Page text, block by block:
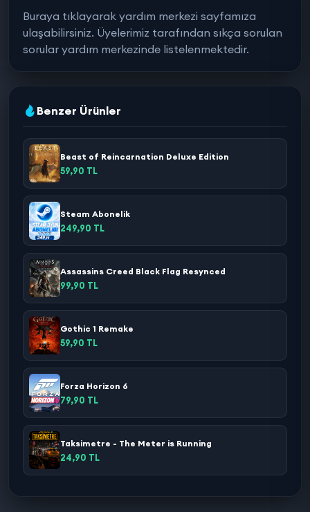
Buraya tıklayarak yardım merkezi sayfamıza
ulaşabilirsiniz. Üyelerimiz tarafından sıkça sorulan
sorular yardım merkezinde listelenmektedir.
Benzer Ürünler
Beast of Reincarnation Deluxe Edition
59,90 TL
Steam Abonelik
249,90 TL
Assassins Creed Black Flag Resynced
99,90 TL
Gothic 1 Remake
59,90 TL
Forza Horizon 6
79,90 TL
Taksimetre - The Meter is Running
24,90 TL